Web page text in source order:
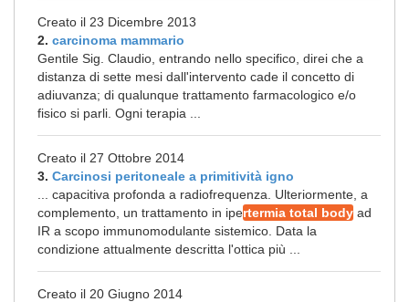
Creato il 23 Dicembre 2013
2. carcinoma mammario
Gentile Sig. Claudio, entrando nello specifico, direi che a
distanza di sette mesi dall'intervento cade il concetto di
adiuvanza; di qualunque trattamento farmacologico e/o
fisico si parli. Ogni terapia ...
Creato il 27 Ottobre 2014
3. Carcinosi peritoneale a primitività igno
... capacitiva profonda a radiofrequenza. Ulteriormente, a
complemento, un trattamento in ipertermia total body ad
IR a scopo immunomodulante sistemico. Data la
condizione attualmente descritta l'ottica più ...
Creato il 20 Giugno 2014